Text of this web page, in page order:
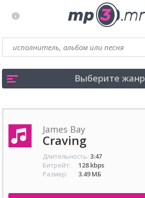
Выберите жанр
James Bay
Craving
Длительность: 3:47
Битрейт:
128 kbps
Размер:
3.49 МБ